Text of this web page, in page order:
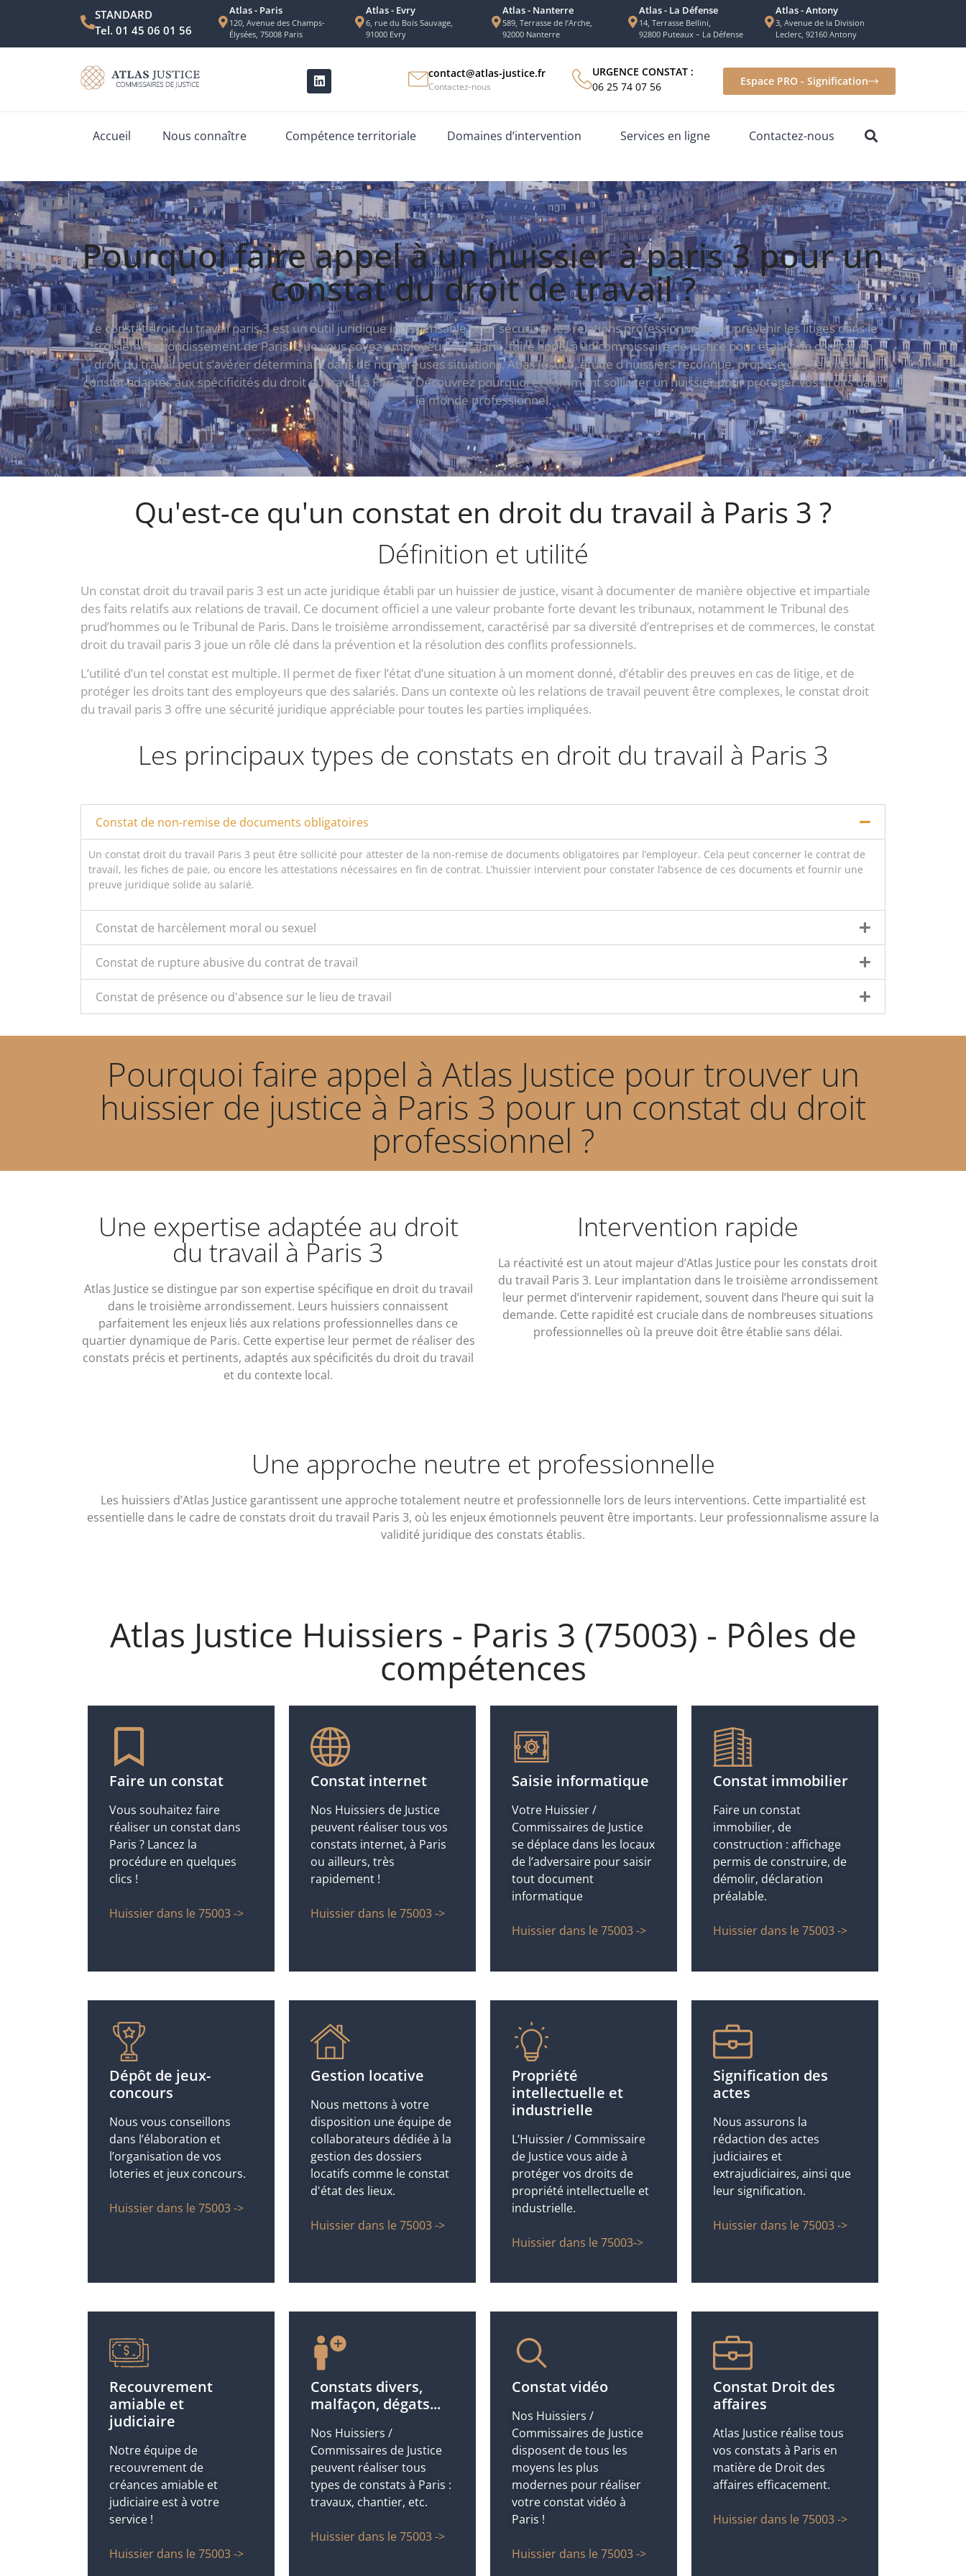
STANDARD
Tel. 01 45 06 01 56
Atlas - Paris
120, Avenue des Champs-
Élysées, 75008 Paris
Atlas - Evry
6, rue du Bois Sauvage,
91000 Evry
Atlas - Nanterre
589, Terrasse de l’Arche,
92000 Nanterre
Atlas - La Défense
14, Terrasse Bellini,
92800 Puteaux – La Défense
Atlas - Antony
3, Avenue de la Division
Leclerc, 92160 Antony
contact@atlas-justice.fr
Contactez-nous
URGENCE CONSTAT :
06 25 74 07 56
Espace PRO - Signification
Accueil Nous connaître Compétence territoriale Domaines d’intervention Services en ligne Contactez-nous
Pourquoi faire appel à un huissier à paris 3 pour un
constat du droit de travail ?
Le constat droit du travail paris 3 est un outil juridique indispensable pour sécuriser les relations professionnelles et prévenir les litiges dans le
troisième arrondissement de Paris. Que vous soyez employeur ou salarié, faire appel à un commissaire de justice pour établir un constat en
droit du travail peut s’avérer déterminant dans de nombreuses situations. Atlas Justice, étude d’huissiers reconnue, propose des services de
constat adaptés aux spécificités du droit du travail à Paris 3. Découvrez pourquoi et comment solliciter un huissier pour protéger vos droits dans
le monde professionnel.
Qu'est-ce qu'un constat en droit du travail à Paris 3 ?
Définition et utilité
Un constat droit du travail paris 3 est un acte juridique établi par un huissier de justice, visant à documenter de manière objective et impartiale
des faits relatifs aux relations de travail. Ce document officiel a une valeur probante forte devant les tribunaux, notamment le Tribunal des
prud’hommes ou le Tribunal de Paris. Dans le troisième arrondissement, caractérisé par sa diversité d’entreprises et de commerces, le constat
droit du travail paris 3 joue un rôle clé dans la prévention et la résolution des conflits professionnels.
L’utilité d’un tel constat est multiple. Il permet de fixer l’état d’une situation à un moment donné, d’établir des preuves en cas de litige, et de
protéger les droits tant des employeurs que des salariés. Dans un contexte où les relations de travail peuvent être complexes, le constat droit
du travail paris 3 offre une sécurité juridique appréciable pour toutes les parties impliquées.
Les principaux types de constats en droit du travail à Paris 3
Constat de non-remise de documents obligatoires
Un constat droit du travail Paris 3 peut être sollicité pour attester de la non-remise de documents obligatoires par l’employeur. Cela peut concerner le contrat de
travail, les fiches de paie, ou encore les attestations nécessaires en fin de contrat. L’huissier intervient pour constater l’absence de ces documents et fournir une
preuve juridique solide au salarié.
Constat de harcèlement moral ou sexuel
Constat de rupture abusive du contrat de travail
Constat de présence ou d'absence sur le lieu de travail
Pourquoi faire appel à Atlas Justice pour trouver un
huissier de justice à Paris 3 pour un constat du droit
professionnel ?
Une expertise adaptée au droit
du travail à Paris 3
Atlas Justice se distingue par son expertise spécifique en droit du travail
dans le troisième arrondissement. Leurs huissiers connaissent
parfaitement les enjeux liés aux relations professionnelles dans ce
quartier dynamique de Paris. Cette expertise leur permet de réaliser des
constats précis et pertinents, adaptés aux spécificités du droit du travail
et du contexte local.
Intervention rapide
La réactivité est un atout majeur d’Atlas Justice pour les constats droit
du travail Paris 3. Leur implantation dans le troisième arrondissement
leur permet d’intervenir rapidement, souvent dans l’heure qui suit la
demande. Cette rapidité est cruciale dans de nombreuses situations
professionnelles où la preuve doit être établie sans délai.
Une approche neutre et professionnelle
Les huissiers d’Atlas Justice garantissent une approche totalement neutre et professionnelle lors de leurs interventions. Cette impartialité est
essentielle dans le cadre de constats droit du travail Paris 3, où les enjeux émotionnels peuvent être importants. Leur professionnalisme assure la
validité juridique des constats établis.
Atlas Justice Huissiers - Paris 3 (75003) - Pôles de
compétences
Faire un constat
Vous souhaitez faire
réaliser un constat dans
Paris ? Lancez la
procédure en quelques
clics !
Huissier dans le 75003 ->
Constat internet
Nos Huissiers de Justice
peuvent réaliser tous vos
constats internet, à Paris
ou ailleurs, très
rapidement !
Huissier dans le 75003 ->
Saisie informatique
Votre Huissier /
Commissaires de Justice
se déplace dans les locaux
de l’adversaire pour saisir
tout document
informatique
Huissier dans le 75003 ->
Constat immobilier
Faire un constat
immobilier, de
construction : affichage
permis de construire, de
démolir, déclaration
préalable.
Huissier dans le 75003 ->
Dépôt de jeux-
concours
Nous vous conseillons
dans l’élaboration et
l’organisation de vos
loteries et jeux concours.
Huissier dans le 75003 ->
Gestion locative
Nous mettons à votre
disposition une équipe de
collaborateurs dédiée à la
gestion des dossiers
locatifs comme le constat
d'état des lieux.
Huissier dans le 75003 ->
Propriété
intellectuelle et
industrielle
L’Huissier / Commissaire
de Justice vous aide à
protéger vos droits de
propriété intellectuelle et
industrielle.
Huissier dans le 75003->
Signification des
actes
Nous assurons la
rédaction des actes
judiciaires et
extrajudiciaires, ainsi que
leur signification.
Huissier dans le 75003 ->
Recouvrement
amiable et
judiciaire
Notre équipe de
recouvrement de
créances amiable et
judiciaire est à votre
service !
Huissier dans le 75003 ->
Constats divers,
malfaçon, dégats...
Nos Huissiers /
Commissaires de Justice
peuvent réaliser tous
types de constats à Paris :
travaux, chantier, etc.
Huissier dans le 75003 ->
Constat vidéo
Nos Huissiers /
Commissaires de Justice
disposent de tous les
moyens les plus
modernes pour réaliser
votre constat vidéo à
Paris !
Huissier dans le 75003 ->
Constat Droit des
affaires
Atlas Justice réalise tous
vos constats à Paris en
matière de Droit des
affaires efficacement.
Huissier dans le 75003 ->